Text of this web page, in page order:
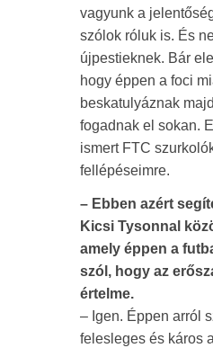
vagyunk a
szólok róluk is. És
újpestieknek. Bár
hogy éppen a foci
beskatulyáznak
fogadnak el sokan.
ismert FTC
fellépéseimre.
– Ebben azért
Kicsi Tysonnal
amely éppen a
szól, hogy az
értelme.
– Igen. Éppen arról
felesleges és káros